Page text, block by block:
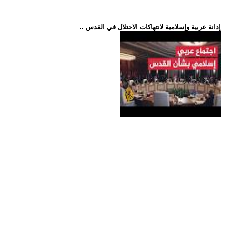
.. إدانة عربية وإسلامية لانتهاكات الاحتلال في القدس